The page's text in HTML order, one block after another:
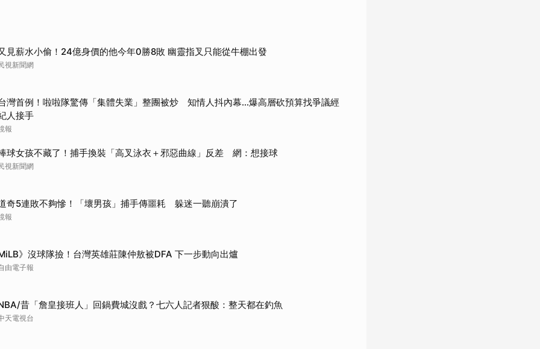
見薪水小偷！24億身價的他今年0勝8敗 幽靈指叉只能從牛棚出發
視新聞網
灣首例！啦啦隊驚傳「集體失業」整團被炒 知情人抖內幕...爆高層砍預算找爭議經
人接手
報
球女孩不藏了！捕手換裝「高叉泳衣＋邪惡曲線」反差 網：想接球
視新聞網
奇5連敗不夠慘！「壞男孩」捕手傳噩耗 躲迷一聽崩潰了
報
》沒球隊撿！台灣英雄莊陳仲敖被DFA 下一步動向出爐
由電子報
昔「詹皇接班人」回鍋費城沒戲？七六人記者狠酸：整天都在釣魚
天電視台